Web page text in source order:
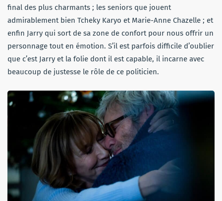
final des plus charmants ; les seniors que jouent
admirablement bien Tcheky Karyo et Marie-Anne Chazelle ; et
enfin Jarry qui sort de sa zone de confort pour nous offrir un
personnage tout en émotion. S’il est parfois difficile d’oublier
que c’est Jarry et la folie dont il est capable, il incarne avec
beaucoup de justesse le rôle de ce politicien.